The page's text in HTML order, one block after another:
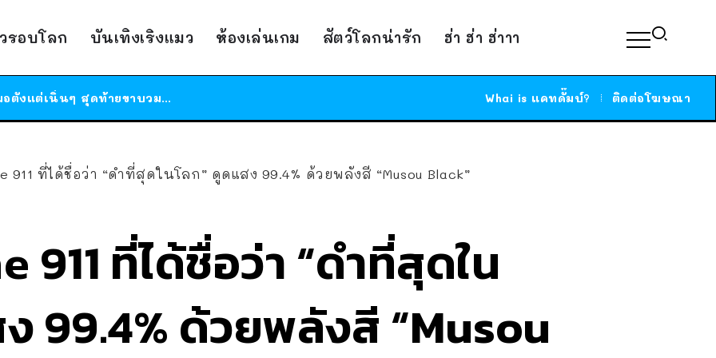
รอบโลก บันเทิงเริงแมว ห้องเล่นเกม สัตว์โลกน่ารัก ฮ่า ฮ่า ฮ่าาา
ได้เวลาเด็กหนวดรวมตัว RF Online Next เปิดให้เล่นแล้ว เกม Sci-Fi MMORPG ระดับตำนาน เล่นได้ทั้งมือถือและ PC
สาวญี่ปุ่นโดนแมวตัวเองกัด ไม่ได้ไปหาหมอตั้งแต่เนิ่นๆ สุดท้ายขาบวม กลายเป็นโรคเนื้อเน่า เตือนทาสแมวทั้งหลายให้ระวัง Whai is แคทดั๊มบ์? ติดต่อโฆษณา
911 ที่ได้ชื่อว่า “ดำที่สุดในโลก” ดูดแสง 99.4% ด้วยพลังสี “Musou Black”
911 ที่ได้ชื่อว่า “ดำที่สุดใน
99.4% ด้วยพลังสี “Musou